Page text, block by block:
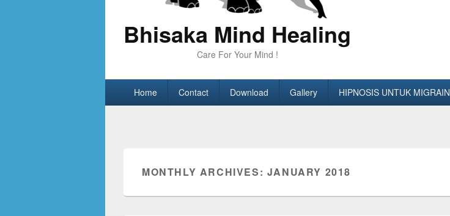
Bhisaka Mind Healing
Care For Your Mind !
Skip
SkipHome Contact Download Gallery HIPNOSIS UNTUK MIGRAIN
MONTHLY ARCHIVES: JANUARY 2018